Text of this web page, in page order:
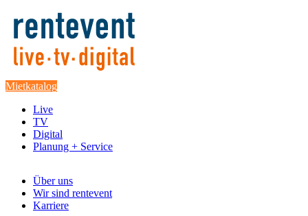
Mietkatalog
Live
TV
Digital
Planung + Service
Über uns
Wir sind rentevent
Karriere